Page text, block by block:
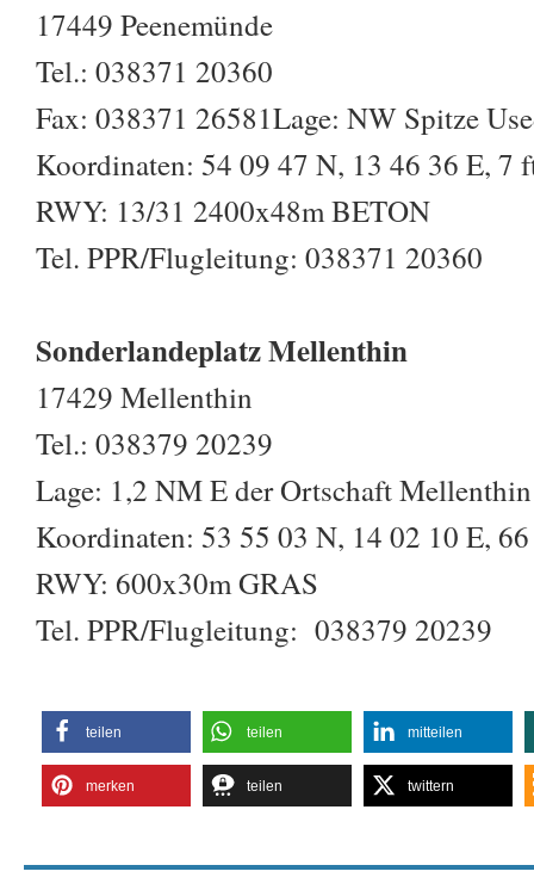
17449 Peenemünde
Tel.: 038371 20360
Fax: 038371 26581Lage: NW Spitze
Koordinaten: 54 09 47 N, 13 46 36 E, 7
RWY: 13/31 2400x48m BETON
Tel. PPR/Flugleitung: 038371 20360
Sonderlandeplatz Mellenthin
17429 Mellenthin
Tel.: 038379 20239
Lage: 1,2 NM E der Ortschaft Mellenthin
Koordinaten: 53 55 03 N, 14 02 10 E,
RWY: 600x30m GRAS
Tel. PPR/Flugleitung: 038379 20239
teilen teilen mitteilen
merken teilen twittern